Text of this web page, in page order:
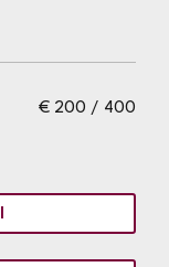
€ 200 / 400